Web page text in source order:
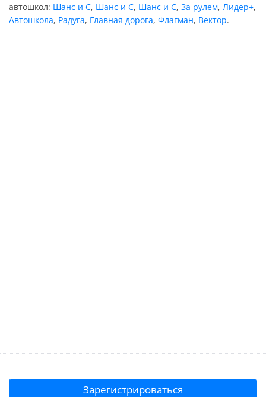
автошкол: Шанс и С, Шанс и С, Шанс и С, За рулем, Лидер+,
Автошкола, Радуга, Главная дорога, Флагман, Вектор.
Зарегистрироваться